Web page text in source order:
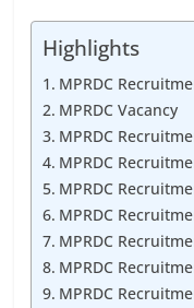
Highlights
MPRDC
MPRDC Vacancy
MPRDC
MPRDC
MPRDC
MPRDC
MPRDC
MPRDC
MPRDC